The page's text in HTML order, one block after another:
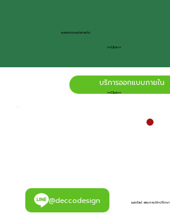
ผลงานตกแต่งภายใน
>>Click<<
บริการออกแบบภายใน
>>Click<<
@deccodesign แอดไลน์ สอบถามให้-ปรึกษา